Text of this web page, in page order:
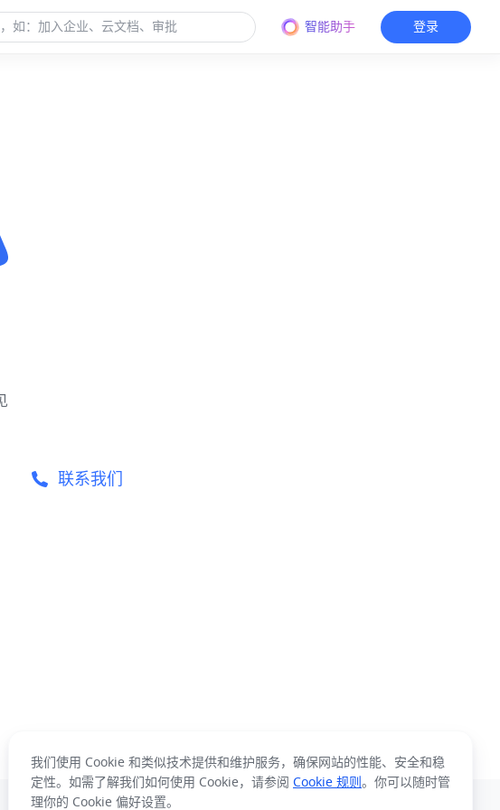
智能助手 登录
联系我们
我们使用 Cookie 和类似技术提供和维护服务，确保网站的性能、安全和稳
定性。如需了解我们如何使用 Cookie，请参阅 Cookie 规则。你可以随时管
理你的 Cookie 偏好设置。